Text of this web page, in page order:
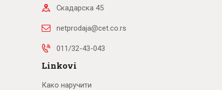
Скадарска 45
netprodaja@cet.co.rs
011/32-43-043
Linkovi
Како наручити